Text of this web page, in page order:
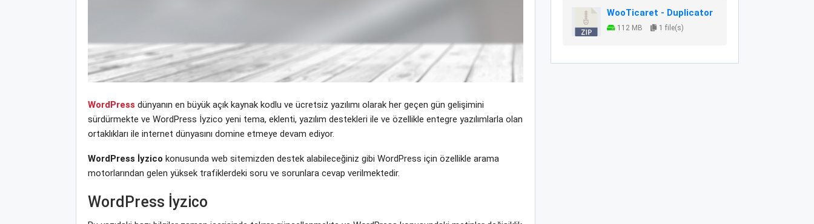
WordPress dünyanın en büyük açık kaynak kodlu ve ücretsiz yazılımı olarak her geçen gün gelişimini
sürdürmekte ve WordPress İyzico yeni tema, eklenti, yazılım destekleri ile ve özellikle entegre yazılımlarla olan
ortaklıkları ile internet dünyasını domine etmeye devam ediyor.
WordPress İyzico konusunda web sitemizden destek alabileceğiniz gibi WordPress için özellikle arama
motorlarından gelen yüksek trafiklerdeki soru ve sorunlara cevap verilmektedir.
WordPress İyzico
WooTicaret - Duplicator
112 MB 1 file(s)